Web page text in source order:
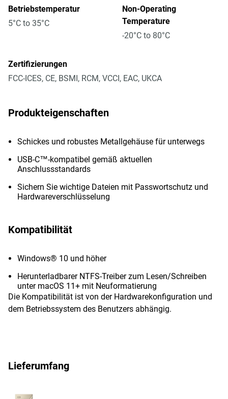
Betriebstemperatur
5°C to 35°C
Non-Operating
Temperature
-20°C to 80°C
Zertifizierungen
FCC-ICES, CE, BSMI, RCM, VCCI, EAC, UKCA
Produkteigenschaften
Schickes und robustes Metallgehäuse für unterwegs
USB-C™-kompatibel gemäß aktuellen
Anschlussstandards
Sichern Sie wichtige Dateien mit Passwortschutz und
Hardwareverschlüsselung
Kompatibilität
Windows® 10 und höher
Herunterladbarer NTFS-Treiber zum Lesen/Schreiben
unter macOS 11+ mit Neuformatierung
Die Kompatibilität ist von der Hardwarekonfiguration und
dem Betriebssystem des Benutzers abhängig.
Lieferumfang